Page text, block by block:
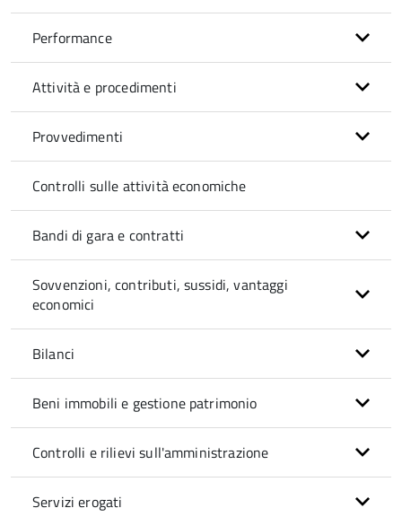
Performance
Attività e procedimenti
Provvedimenti
Controlli sulle attività economiche
Bandi di gara e contratti
Sovvenzioni, contributi, sussidi, vantaggi
economici
Bilanci
Beni immobili e gestione patrimonio
Controlli e rilievi sull'amministrazione
Servizi erogati